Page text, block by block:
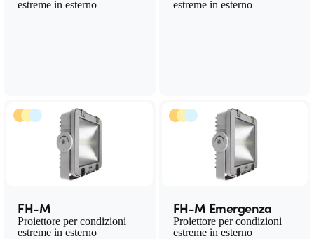
estreme in esterno
estreme in esterno
FH-M
Proiettore per condizioni
estreme in esterno
FH-M Emergenza
Proiettore per condizioni
estreme in esterno